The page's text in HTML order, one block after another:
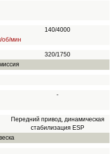
140/4000
об/мин
320/1750
-
Передний привод, динамическая
стабилизация ESP